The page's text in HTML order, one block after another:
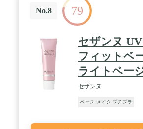
No.8 79
セザンヌ
フィットベ
ライトベー
セザンヌ
ベース メイク プチプラ